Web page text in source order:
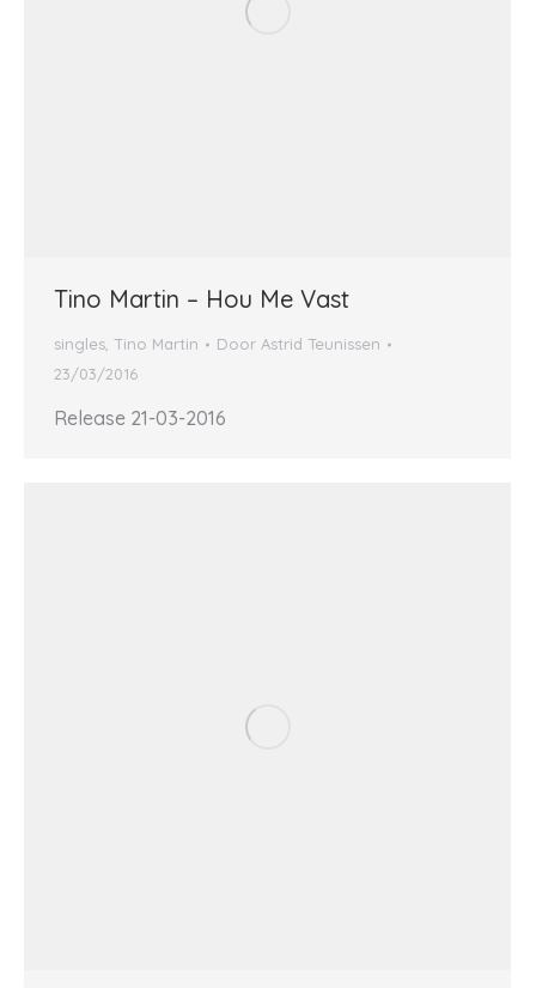
Tino Martin – Hou Me Vast
singles, Tino Martin Door Astrid Teunissen
23/03/2016
Release 21-03-2016